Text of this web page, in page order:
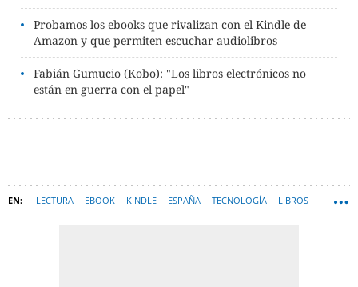
Probamos los ebooks que rivalizan con el Kindle de
Amazon y que permiten escuchar audiolibros
Fabián Gumucio (Kobo): "Los libros electrónicos no
están en guerra con el papel"
LECTURA EBOOK KINDLE ESPAÑA TECNOLOGÍA LIBROS